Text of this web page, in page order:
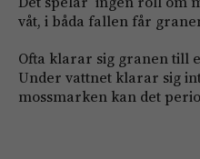
våt, i båda fallen får
Ofta klarar sig granen till
Under vattnet klarar sig
mossmarken kan det